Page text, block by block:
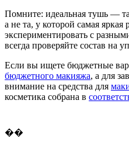
Помните: идеальная тушь —
а не та, у которой самая яркая
экспериментировать с
всегда проверяйте состав на
Если вы ищете бюджетные
бюджетного макияжа, а для
внимание на средства для
косметика собрана в
��